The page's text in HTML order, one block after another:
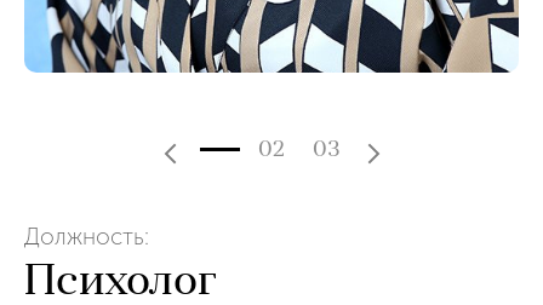
02 03
Должность:
Психолог